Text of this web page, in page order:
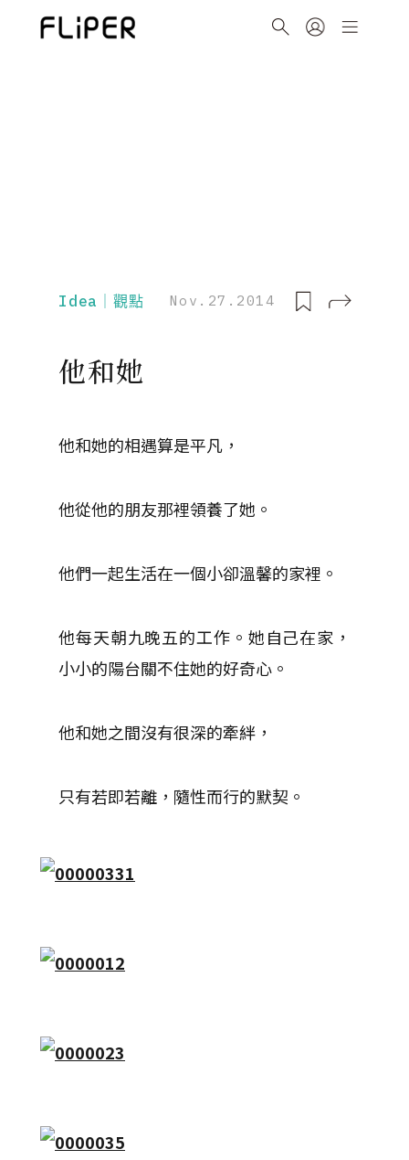
Idea｜觀點 Nov.27.2014
他和她
他和她的相遇算是平凡，
他從他的朋友那裡領養了她。
他們一起生活在一個小卻溫馨的家裡。
他每天朝九晚五的工作。她自己在家，
小小的陽台關不住她的好奇心。
他和她之間沒有很深的牽絆，
只有若即若離，隨性而行的默契。